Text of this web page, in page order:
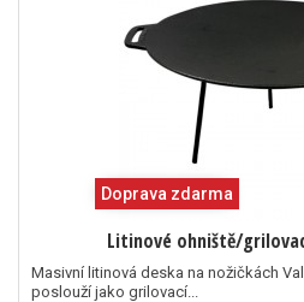
Doprava zdarma
Litinové ohniště/
Masivní litinová deska na nožičkách
poslouží jako grilovací...